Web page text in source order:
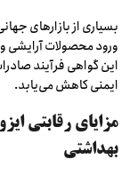
بسیاری از بازارهای
ورود محصولات آرایشی
این گواهی فرآیند
ایمنی کاهش می‌یابد.
مزایای رقابتی
بهداشتی